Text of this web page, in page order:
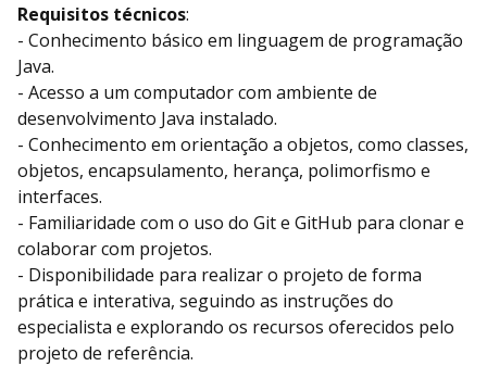
Requisitos técnicos:
- Conhecimento básico em linguagem de programação
Java.
- Acesso a um computador com ambiente de
desenvolvimento Java instalado.
- Conhecimento em orientação a objetos, como classes,
objetos, encapsulamento, herança, polimorfismo e
interfaces.
- Familiaridade com o uso do Git e GitHub para clonar e
colaborar com projetos.
- Disponibilidade para realizar o projeto de forma
prática e interativa, seguindo as instruções do
especialista e explorando os recursos oferecidos pelo
projeto de referência.